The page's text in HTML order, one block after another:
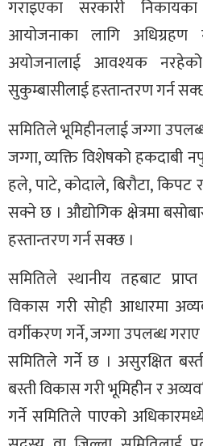
गराइएका सरकारी
आयोजनाका लागि
अयोजनालाई आवश्यक
सुकुम्बासीलाई हस्तान्तरण गर्न
समितिले भूमिहीनलाई जग्गा
जग्गा, व्यक्ति विशेषको हकदाबी
हले, पाटे, कोदाले, बिरौटा, किपट
सक्ने छ । औद्योगिक क्षेत्रमा
हस्तान्तरण गर्न सक्छ ।
समितिले स्थानीय तहबाट
विकास गरी सोही आधारमा
वर्गीकरण गर्ने, जग्गा उपलब्ध
समितिले गर्ने छ । असुरक्षित
बस्ती विकास गरी भूमिहीन र
गर्ने समितिले पाएको